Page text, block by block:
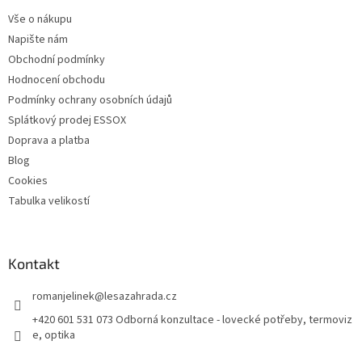
Vše o nákupu
Napište nám
Obchodní podmínky
Hodnocení obchodu
Podmínky ochrany osobních údajů
Splátkový prodej ESSOX
Doprava a platba
Blog
Cookies
Tabulka velikostí
Kontakt
romanjelinek@lesazahrada.cz
+420 601 531 073 Odborná konzultace - lovecké potřeby, termoviz
e, optika